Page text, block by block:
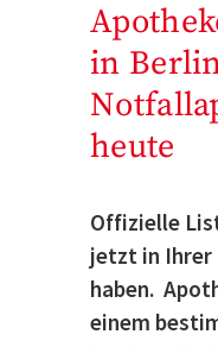
in
heute
Offizielle
jetzt in Ihrer
haben.
einem